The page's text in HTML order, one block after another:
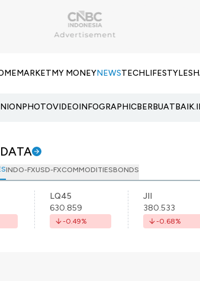
MARKETMY MONEYNEWSTECHLIFESTYLE
PHOTOVIDEOINFOGRAPHIC
INDO-FXUSD-FXCOMMODITIESBONDS
LQ45
630.859
-0.49%
JII
380.533
-0.68%